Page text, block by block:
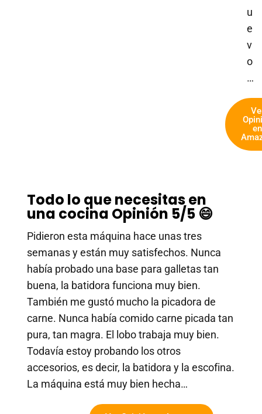
u
e
v
o
…
en
Todo lo que necesitas en
una cocina Opinión 5/5 😄
Pidieron esta máquina hace unas tres
semanas y están muy satisfechos. Nunca
había probado una base para galletas tan
buena, la batidora funciona muy bien.
También me gustó mucho la picadora de
carne. Nunca había comido carne picada tan
pura, tan magra. El lobo trabaja muy bien.
Todavía estoy probando los otros
accesorios, es decir, la batidora y la escofina.
La máquina está muy bien hecha…